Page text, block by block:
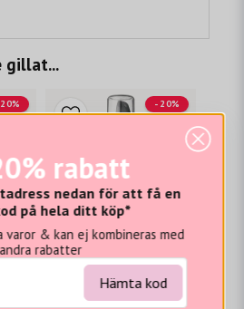
gillat...
L'ANZA
L'ANZA Foundation Mousse 150 ml
- 20%
rabatt
nedan för att få en
på hela ditt köp*
& kan ej kombineras med
andra rabatter
Hämta kod